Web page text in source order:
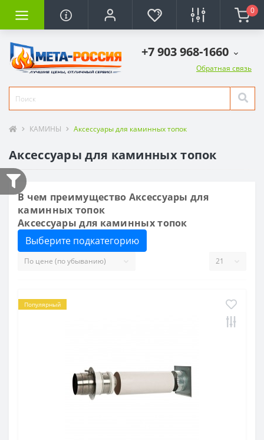
0
+7 903 968-1660
Обратная связь
КАМИНЫ Аксессуары для каминных топок
Аксессуары для каминных топок
В чем преимущество Аксессуары для
каминных топок
Аксессуары для каминных топок
Выберите подкатегорию
Популярный